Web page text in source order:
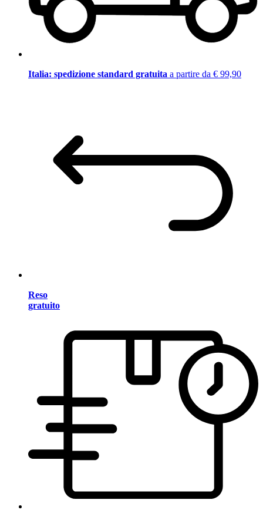
Italia: spedizione standard gratuita a partire da € 99,90
Reso
gratuito